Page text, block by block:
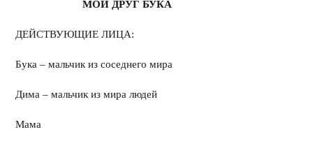
МОЙ ДРУГ БУКА
ДЕЙСТВУЮЩИЕ ЛИЦА:
Бука – мальчик из соседнего мира
Дима – мальчик из мира людей
Мама